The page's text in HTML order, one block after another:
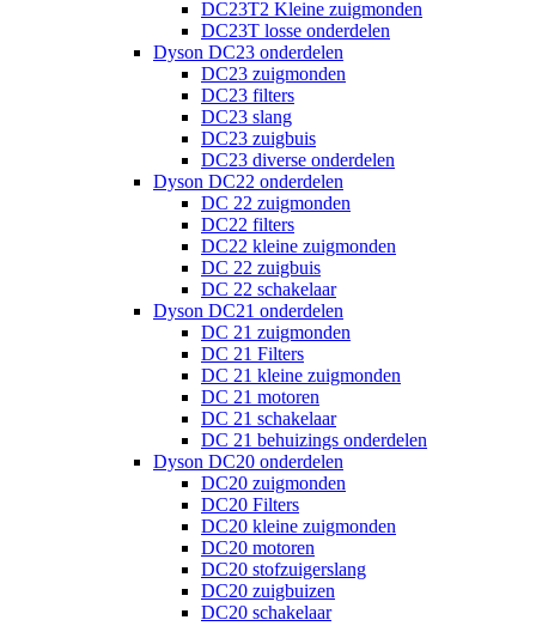
DC23T2 Kleine zuigmonden
DC23T losse onderdelen
Dyson DC23 onderdelen
DC23 zuigmonden
DC23 filters
DC23 slang
DC23 zuigbuis
DC23 diverse onderdelen
Dyson DC22 onderdelen
DC 22 zuigmonden
DC22 filters
DC22 kleine zuigmonden
DC 22 zuigbuis
DC 22 schakelaar
Dyson DC21 onderdelen
DC 21 zuigmonden
DC 21 Filters
DC 21 kleine zuigmonden
DC 21 motoren
DC 21 schakelaar
DC 21 behuizings onderdelen
Dyson DC20 onderdelen
DC20 zuigmonden
DC20 Filters
DC20 kleine zuigmonden
DC20 motoren
DC20 stofzuigerslang
DC20 zuigbuizen
DC20 schakelaar